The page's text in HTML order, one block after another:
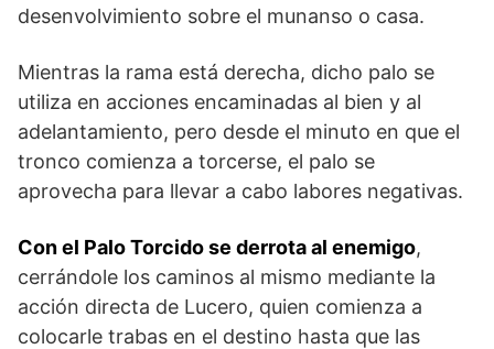
desenvolvimiento sobre el munanso o casa.
Mientras la rama está derecha, dicho palo se
utiliza en acciones encaminadas al bien y al
adelantamiento, pero desde el minuto en que el
tronco comienza a torcerse, el palo se
aprovecha para llevar a cabo labores negativas.
Con el Palo Torcido se derrota al enemigo,
cerrándole los caminos al mismo mediante la
acción directa de Lucero, quien comienza a
colocarle trabas en el destino hasta que las